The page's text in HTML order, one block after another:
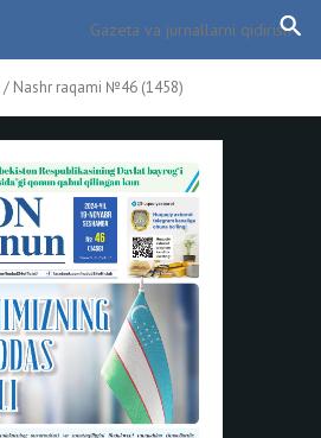
/ Nashr raqami №46 (1458)